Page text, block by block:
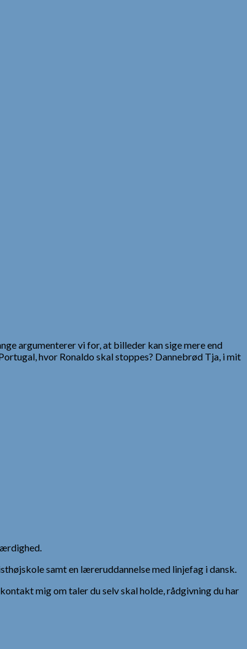
argumenterer vi for, at billeder kan sige mere end
hvor Ronaldo skal stoppes? Dannebrød Tja, i mit
samt en læreruddannelse med linjefag i dansk.
mig om taler du selv skal holde, rådgivning du har